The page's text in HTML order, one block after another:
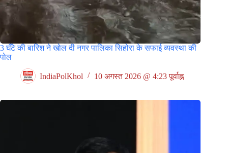
3 घँटे की बारिश ने खोल दी नगर पालिका सिहोरा के सफाई व्यवस्था की
पोल
IndiaPolKhol 10 अगस्त 2026 @ 4:23 पूर्वाह्न